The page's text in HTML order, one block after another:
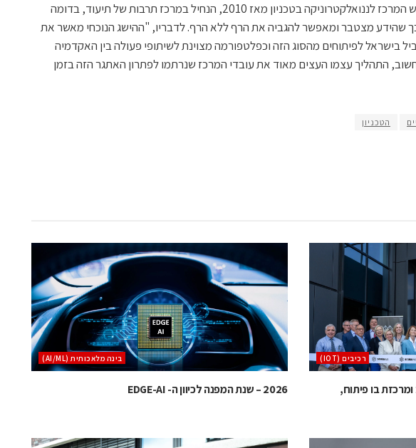
פרופ' ניר טסלר, ראש המרכז לננואלקטרוניקה בטכניון מאז 2010, הנחיל במרכז תרבות של תיעוד, בדומה
שהידע מצטבר ומאפשר להגביה את הרף ללא הרף. לדבריו, "ההישג הנוכחי מאשר את
בישראל לפיתוחים מהסוג הזה וכפלטפורמה מצוינת לשיתופי פעולה בין האקדמיה
התהליך עצמו העצים מאוד את עובדי המרכז שנרתמו לפתרון האתגר הזה בזמן
הטכניון
‫רכיבים‬ (IOT)
בו פיתוח,
בינה מלאכותית (AI/ML)
2026 – שנת המפנה לכיוון ה- EDGE-AI